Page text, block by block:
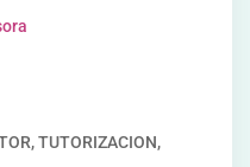
TUTORIZACION,